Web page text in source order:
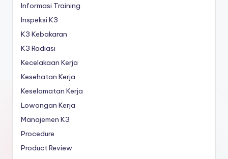
Informasi Training
Inspeksi K3
K3 Kebakaran
K3 Radiasi
Kecelakaan Kerja
Kesehatan Kerja
Keselamatan Kerja
Lowongan Kerja
Manajemen K3
Procedure
Product Review